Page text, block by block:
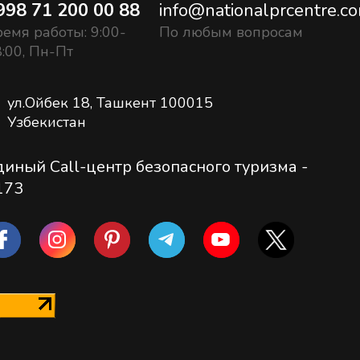
71 200 00 88
работы: 9:00-
Пн-Пт
По любым вопросам
ул.Ойбек 18, Ташкент 100015
Узбекистан
Call-центр безопасного туризма -